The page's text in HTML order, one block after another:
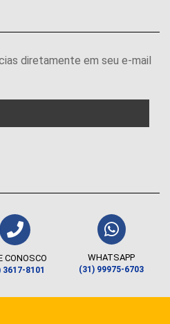
diretamente em seu e-mail
CONOSCO
3617-8101
WHATSAPP
(31) 99975-6703